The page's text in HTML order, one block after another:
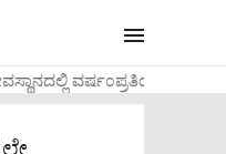
ವರ್ಷ೦ಪ್ರತಿಯ